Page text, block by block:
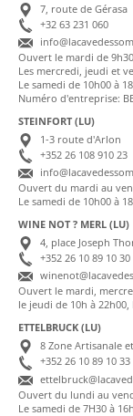
7, route de Gérasa
+32 63 231 060
Ouvert le mardi de
Les mercredi, jeudi et
Le samedi de 10h00 à
Numéro d'entreprise:
STEINFORT (LU)
1-3 route d'Arlon
+352 26 108 910 23
Ouvert du mardi au
Le samedi de 10h00 à
WINE NOT ? MERL (LU)
4, place Joseph
+352 26 10 89 10 30
Ouvert le mardi,
le jeudi de 10h à
ETTELBRUCK (LU)
8 Zone Artisanale
+352 26 10 89 10 33
Ouvert du lundi au
Le samedi de 7H30 à